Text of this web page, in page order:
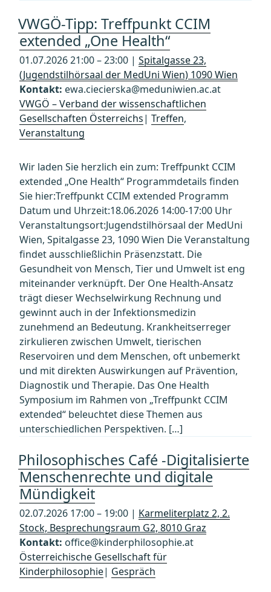
VWGÖ-Tipp: Treffpunkt CCIM
extended „One Health“
01.07.2026 21:00 – 23:00 | Spitalgasse 23,
(Jugendstilhörsaal der MedUni Wien) 1090 Wien
Kontakt: ewa.ciecierska@meduniwien.ac.at
VWGÖ – Verband der wissenschaftlichen
Gesellschaften Österreichs| Treffen,
Veranstaltung
Wir laden Sie herzlich ein zum: Treffpunkt CCIM
extended „One Health“ Programmdetails finden
Sie hier:Treffpunkt CCIM extended Programm
Datum und Uhrzeit:18.06.2026 14:00-17:00 Uhr
Veranstaltungsort:Jugendstilhörsaal der MedUni
Wien, Spitalgasse 23, 1090 Wien Die Veranstaltung
findet ausschließlichin Präsenzstatt. Die
Gesundheit von Mensch, Tier und Umwelt ist eng
miteinander verknüpft. Der One Health-Ansatz
trägt dieser Wechselwirkung Rechnung und
gewinnt auch in der Infektionsmedizin
zunehmend an Bedeutung. Krankheitserreger
zirkulieren zwischen Umwelt, tierischen
Reservoiren und dem Menschen, oft unbemerkt
und mit direkten Auswirkungen auf Prävention,
Diagnostik und Therapie. Das One Health
Symposium im Rahmen von „Treffpunkt CCIM
extended“ beleuchtet diese Themen aus
unterschiedlichen Perspektiven. […]
Philosophisches Café -Digitalisierte
Menschenrechte und digitale
Mündigkeit
02.07.2026 17:00 – 19:00 | Karmeliterplatz 2, 2.
Stock, Besprechungsraum G2, 8010 Graz
Kontakt: office@kinderphilosophie.at
Österreichische Gesellschaft für
Kinderphilosophie| Gespräch